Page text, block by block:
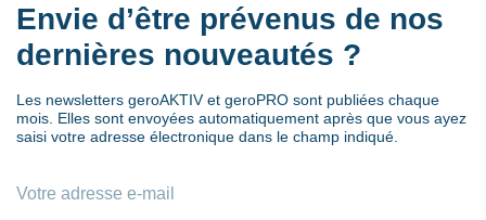
Envie d’être prévenus de nos
dernières nouveautés ?
Les newsletters geroAKTIV et geroPRO sont publiées chaque
mois. Elles sont envoyées automatiquement après que vous ayez
saisi votre adresse électronique dans le champ indiqué.